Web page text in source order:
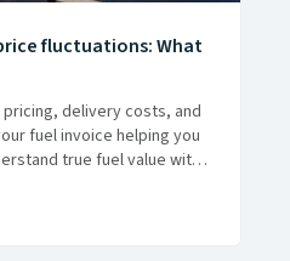
fluctuations: What
delivery costs, and
fuel invoice helping you
true fuel value with